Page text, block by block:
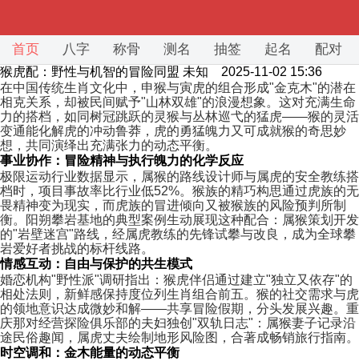
首页 八字 称骨 测名 抽签 起名 配对
猴虎配：野性与机智的冒险同盟 未知 2025-11-02 15:36
在中国传统生肖文化中，申猴与寅虎的组合形成"金克木"的潜在
相克关系，却被民间赋予"山林双雄"的浪漫想象。这对充满生命
力的搭档，如同树冠跳跃的灵猴与丛林巡弋的猛虎——猴的灵活
变通能化解虎的冲动鲁莽，虎的勇猛魄力又可成就猴的奇思妙
想，共同演绎出充满张力的动态平衡。
事业协作：冒险精神与执行魄力的化学反应
极限运动行业数据显示，属猴的路线设计师与属虎的安全教练搭
档时，项目事故率比行业低52%。猴族的精巧构思通过虎族的无
畏精神变为现实，而虎族的冒进倾向又被猴族的风险预判所制
衡。阳朔攀岩基地的典型案例生动展现这种配合：属猴策划开发
的"岩壁迷宫"路线，经属虎教练的先锋试攀与改良，成为全球攀
岩爱好者挑战的标杆线路。
情感互动：自由与保护的共生模式
婚恋机构"野性派"调研指出：猴虎伴侣通过建立"独立又依存"的
相处法则，新鲜感保持度位列生肖组合前五。猴的社交需求与虎
的领地意识达成微妙和解——共享冒险假期，分头发展兴趣。重
庆那对经营探险俱乐部的夫妇独创"双轨日志"：属猴妻子记录沿
途民俗趣闻，属虎丈夫绘制地形风险图，合著成畅销旅行指南。
时空调和：金木能量的动态平衡